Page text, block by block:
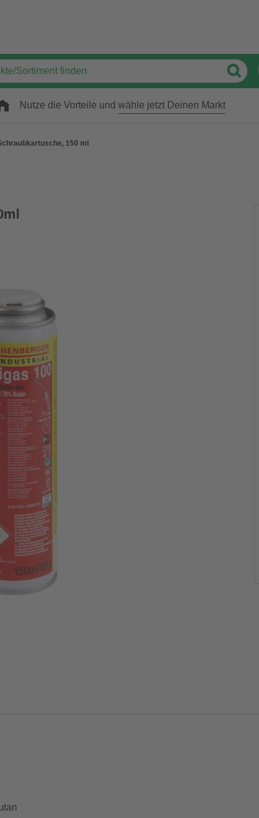
Nutze die Vorteile und wähle jetzt Deinen Markt
150 ml